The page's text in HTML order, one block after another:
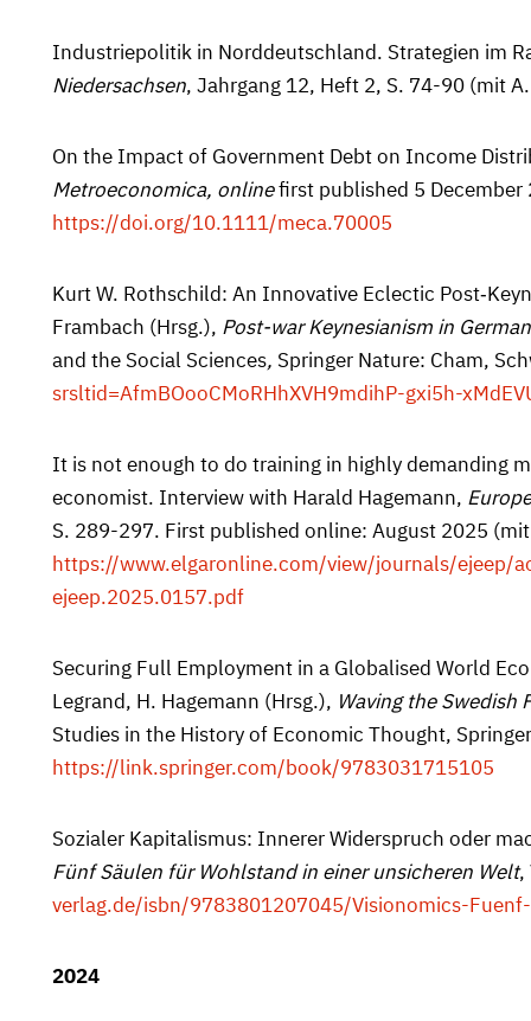
Industriepolitik in Norddeutschland. Strategien im
Niedersachsen, Jahrgang 12, Heft 2, S. 74-90 (mit
On the Impact of Government Debt on Income
Metroeconomica, onlinefirst published 5
https://doi.org/10.1111/meca.70005
Kurt W. Rothschild: An Innovative Eclectic
Frambach (Hrsg.), Post-war Keynesianism in
and the Social Sciences, Springer Nature: Cham,
srsltid=AfmBOooCMoRHhXVH9mdihP-gxi5h-
It is not enough to do training in highly demanding
economist. Interview with Harald Hagemann,
S. 289-297. First published online: August 2025
https://www.elgaronline.com/view/journals/
ejeep.2025.0157.pdf
Securing Full Employment in a Globalised World
Legrand, H. Hagemann (Hrsg.), Waving the
Studies in the History of Economic Thought,
https://link.springer.com/book/9783031715105
Sozialer Kapitalismus: Innerer Widerspruch oder
Fünf Säulen für Wohlstand in einer unsicheren Welt,
verlag.de/isbn/9783801207045/Visionomics-
2024